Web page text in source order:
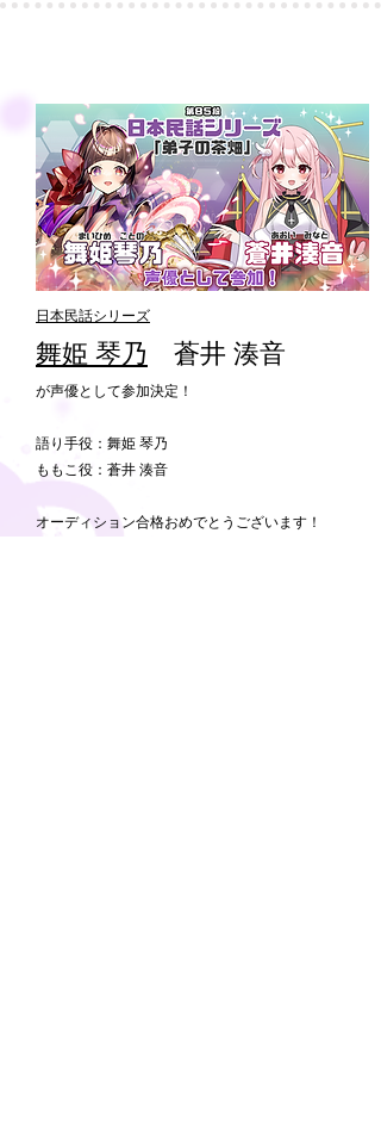
日本民話シリーズ
舞姫 琴乃 蒼井 湊音
が声優として参加決定！
語り手役：舞姫 琴乃
ももこ役：蒼井 湊音
オーディション合格おめでとうございます！